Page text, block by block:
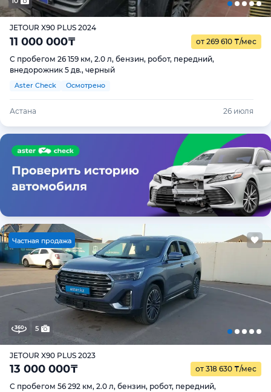
JETOUR X90 PLUS 2024
11 000 000₸ от 269 610 ₸/мес
С пробегом 26 159 км, 2.0 л, бензин, робот, передний,
внедорожник 5 дв., черный
Aster Check Осмотрено
Астана 26 июля
Частная продажа
5
JETOUR X90 PLUS 2023
13 000 000₸ от 318 630 ₸/мес
С пробегом 56 292 км, 2.0 л, бензин, робот, передний,